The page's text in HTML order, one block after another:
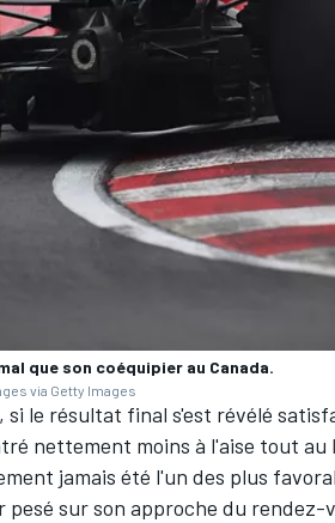
que son coéquipier au Canada.
via Getty Images
si le résultat final s'est révélé
nettement moins à l'aise tout
jamais été l'un des plus
sur son approche du rendez-